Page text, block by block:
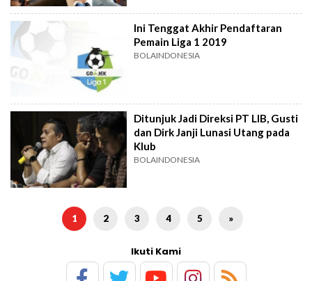
Ini Tenggat Akhir Pendaftaran
Pemain Liga 1 2019
BOLAINDONESIA
Ditunjuk Jadi Direksi PT LIB, Gusti
dan Dirk Janji Lunasi Utang pada
Klub
BOLAINDONESIA
1 2 3 4 5 »
Ikuti Kami